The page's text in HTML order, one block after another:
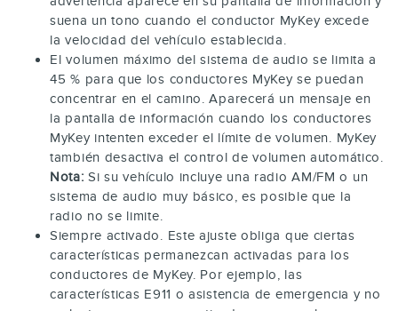
suena un tono cuando el conductor MyKey excede
la velocidad del vehículo establecida.
El volumen máximo del sistema de audio se limita a
45 % para que los conductores MyKey se puedan
concentrar en el camino. Aparecerá un mensaje en
la pantalla de información cuando los conductores
MyKey intenten exceder el límite de volumen. MyKey
también desactiva el control de volumen automático.
Nota: Si su vehículo incluye una radio AM/FM o un
sistema de audio muy básico, es posible que la
radio no se limite.
Siempre activado. Este ajuste obliga que ciertas
características permanezcan activadas para los
conductores de MyKey. Por ejemplo, las
características E911 o asistencia de emergencia y no